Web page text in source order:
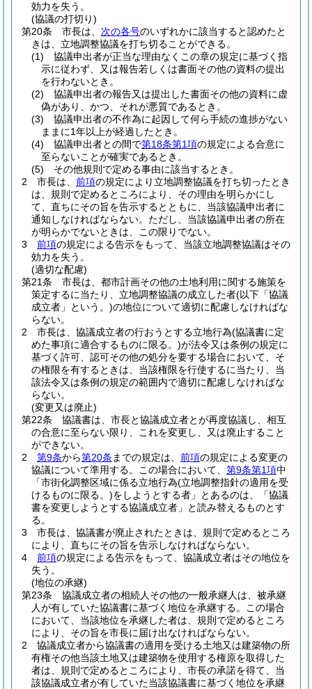
効力を失う。
(協議の打切り)
第20条
市長は、 次の各号のいずれかに該当すると認めたと
きは、立地調整協議を打ち切ることができる。
(1)
協議申出者が正当な理由なくこの章の規定に基づく指
示に従わず、又は報告若しくは書面その他の資料の提出
を行わないとき。
(2)
協議申出者の報告又は提出した書面その他の資料に虚
偽があり、かつ、それが悪質であるとき。
(3)
協議申出者の不作為に起因して何ら手続の進捗がない
ままに1年以上が経過したとき。
(4)
協議申出者との間で第18条第1項の規定による合意に
至らないことが確実であるとき。
(5)
その他規則で定める事由に該当するとき。
2
市長は、 前項の規定により立地調整協議を打ち切ったとき
は、規則で定めるところにより、その理由を明らかにし
て、直ちにその旨を告示するとともに、当該協議申出者に
通知しなければならない。 ただし、当該協議申出者の所在
が明らかでないときは、この限りでない。
3
前項の規定による告示をもって、当該立地調整協議はその
効力を失う。
(適切な配慮)
第21条
市長は、都市計画その他の土地利用に関する施策を
策定するに当たり、立地調整協議の成立した者(以下「協議
成立者」という。)の地位について適切に配慮しなければな
らない。
2
市長は、協議成立者の行おうとする立地行為(協議書に定
めた事項に適合するものに限る。)が法令又は条例の規定に
基づく許可、認可その他の処分を要する場合において、そ
の権限を有するときは、当該権限を行使するに当たり、当
該法令又は条例の規定の範囲内で適切に配慮しなければな
らない。
(変更又は廃止)
第22条
協議書は、市長と協議成立者とが再度協議し、相互
の合意に至らない限り、これを変更し、又は廃止すること
ができない。
2
第9条から第20条 までの規定は、 前項の規定による変更の
協議について準用する。
この場合において、 第9条第1項中
「市街化調整区域に係る立地行為(立地調整指針の適用を受
けるものに限る。)をしようとする者」とあるのは、「協議
書を変更しようとする協議成立者」と読み替えるものとす
る。
3
市長は、協議書が廃止されたときは、規則で定めるところ
により、直ちにその旨を告示しなければならない。
4
前項の規定による告示をもって、協議成立者はその地位を
失う。
(地位の承継)
第23条
協議成立者の相続人その他の一般承継人は、被承継
人が有していた協議書に基づく地位を承継する。
この場合
において、当該地位を承継した者は、規則で定めるところ
により、その旨を市長に届け出なければならない。
2
協議成立者から協議書の適用を受ける土地又は建築物の所
有権その他当該土地又は建築物を使用する権原を取得した
者は、規則で定めるところにより、市長の承諾を得て、当
該協議成立者が有していた当該協議書に基づく地位を承継